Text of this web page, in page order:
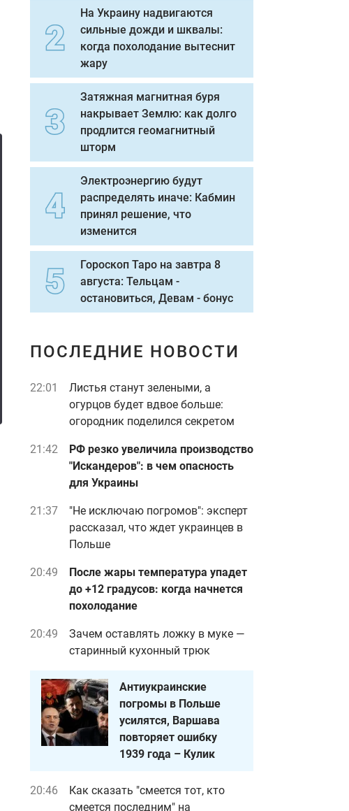
На Украину надвигаются
сильные дожди и шквалы:
когда похолодание вытеснит
жару
Затяжная магнитная буря
накрывает Землю: как долго
продлится геомагнитный
шторм
Электроэнергию будут
распределять иначе: Кабмин
принял решение, что
изменится
Гороскоп Таро на завтра 8
августа: Тельцам -
остановиться, Девам - бонус
ПОСЛЕДНИЕ НОВОСТИ
22:01
Листья станут зелеными, а
огурцов будет вдвое больше:
огородник поделился секретом
21:42
РФ резко увеличила производство
"Искандеров": в чем опасность
для Украины
21:37
"Не исключаю погромов": эксперт
рассказал, что ждет украинцев в
Польше
20:49
После жары температура упадет
до +12 градусов: когда начнется
похолодание
20:49
Зачем оставлять ложку в муке —
старинный кухонный трюк
Антиукраинские
погромы в Польше
усилятся, Варшава
повторяет ошибку
1939 года – Кулик
20:46
Как сказать "смеется тот, кто
смеется последним" на